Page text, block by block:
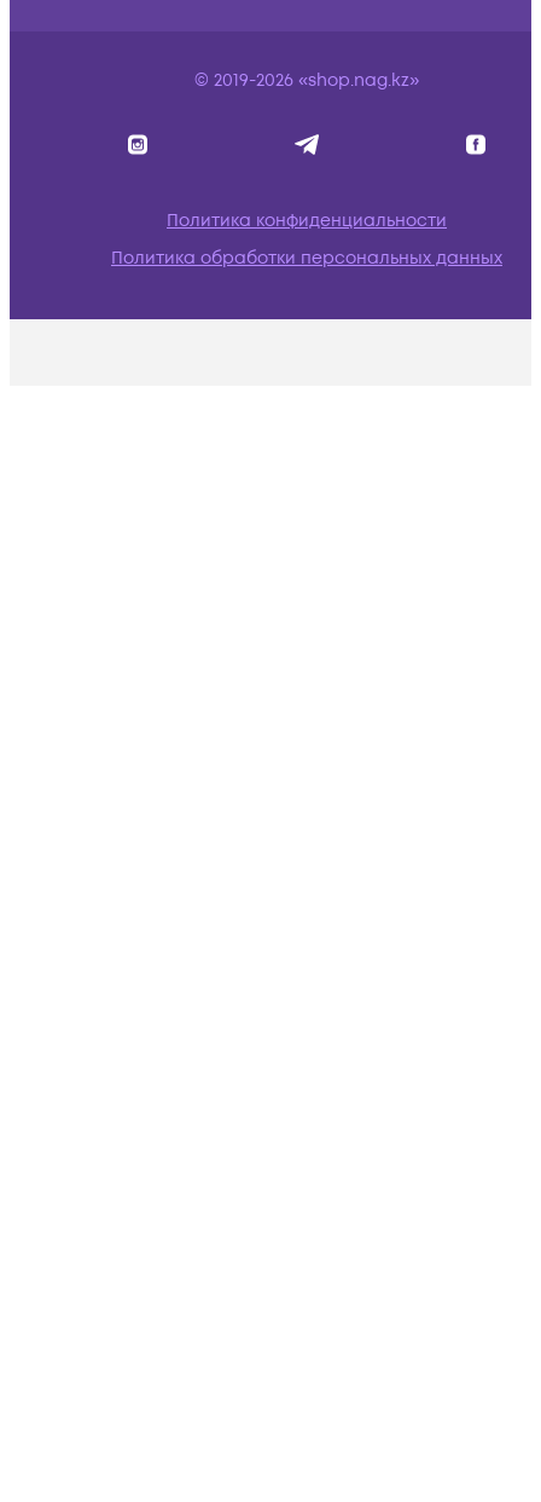
© 2019-2026 «shop.nag.kz»
Политика конфиденциальности
Политика обработки персональных данных